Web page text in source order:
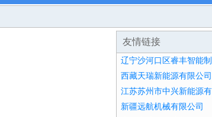
友情链接
辽宁沙河口区睿丰智能
西藏天瑞新能源有限公司
江苏苏州市中兴新能源有
新疆远航机械有限公司